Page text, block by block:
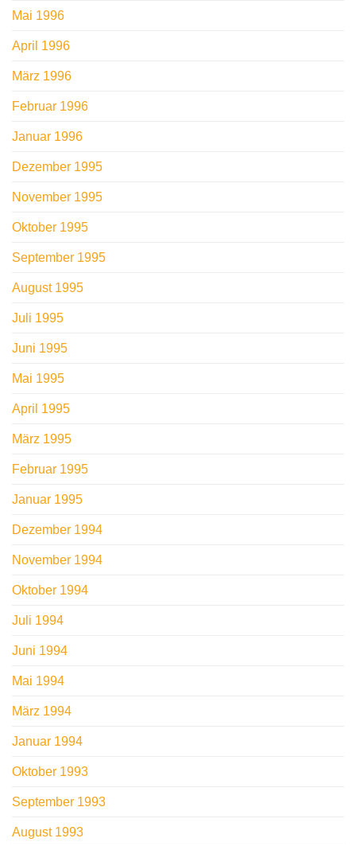
Mai 1996
April 1996
März 1996
Februar 1996
Januar 1996
Dezember 1995
November 1995
Oktober 1995
September 1995
August 1995
Juli 1995
Juni 1995
Mai 1995
April 1995
März 1995
Februar 1995
Januar 1995
Dezember 1994
November 1994
Oktober 1994
Juli 1994
Juni 1994
Mai 1994
März 1994
Januar 1994
Oktober 1993
September 1993
August 1993